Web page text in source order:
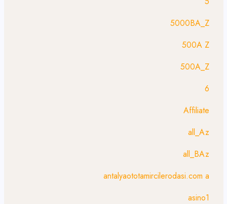
5000BA_Z
500A Z
500A_Z
6
Affiliate
all_Az
all_BAz
antalyaototamircilerodasi.com a
asino1